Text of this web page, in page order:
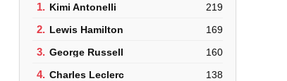
1. Kimi Antonelli 219
2. Lewis Hamilton 169
3. George Russell 160
4. Charles Leclerc 138